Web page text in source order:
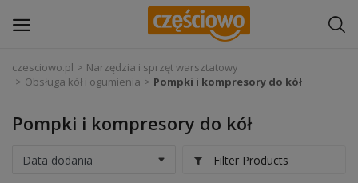
Zaloguj się
Zarejestruj
czesciowo.pl
Narzędzia i sprzęt warsztatowy
Obsługa kół i ogumienia
Pompki i kompresory do kół
Pompki i kompresory do kół
Filter Products